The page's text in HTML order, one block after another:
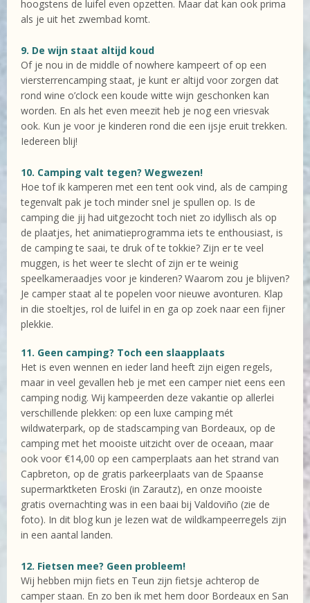
hoogstens de luifel even opzetten. Maar dat kan ook prima
als je uit het zwembad komt.
9. De wijn staat altijd koud
Of je nou in de middle of nowhere kampeert of op een
viersterrencamping staat, je kunt er altijd voor zorgen dat
rond wine o’clock een koude witte wijn geschonken kan
worden. En als het even meezit heb je nog een vriesvak
ook. Kun je voor je kinderen rond die een ijsje eruit trekken.
Iedereen blij!
10. Camping valt tegen? Wegwezen!
Hoe tof ik kamperen met een tent ook vind, als de camping
tegenvalt pak je toch minder snel je spullen op. Is de
camping die jij had uitgezocht toch niet zo idyllisch als op
de plaatjes, het animatieprogramma iets te enthousiast, is
de camping te saai, te druk of te tokkie? Zijn er te veel
muggen, is het weer te slecht of zijn er te weinig
speelkameraadjes voor je kinderen? Waarom zou je blijven?
Je camper staat al te popelen voor nieuwe avonturen. Klap
in die stoeltjes, rol de luifel in en ga op zoek naar een fijner
plekkie.
11. Geen camping? Toch een slaapplaats
Het is even wennen en ieder land heeft zijn eigen regels,
maar in veel gevallen heb je met een camper niet eens een
camping nodig. Wij kampeerden deze vakantie op allerlei
verschillende plekken: op een luxe camping mét
wildwaterpark, op de stadscamping van Bordeaux, op de
camping met het mooiste uitzicht over de oceaan, maar
ook voor €14,00 op een camperplaats aan het strand van
Capbreton, op de gratis parkeerplaats van de Spaanse
supermarktketen Eroski (in Zarautz), en onze mooiste
gratis overnachting was in een baai bij Valdoviño (zie de
foto). In dit blog kun je lezen wat de wildkampeerregels zijn
in een aantal landen.
12. Fietsen mee? Geen probleem!
Wij hebben mijn fiets en Teun zijn fietsje achterop de
camper staan. En zo ben ik met hem door Bordeaux en San